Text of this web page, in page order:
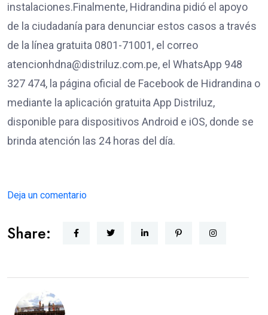
instalaciones.Finalmente, Hidrandina pidió el apoyo
de la ciudadanía para denunciar estos casos a través
de la línea gratuita 0801-71001, el correo
atencionhdna@distriluz.com.pe, el WhatsApp 948
327 474, la página oficial de Facebook de Hidrandina o
mediante la aplicación gratuita App Distriluz,
disponible para dispositivos Android e iOS, donde se
brinda atención las 24 horas del día.
Deja un comentario
Share: